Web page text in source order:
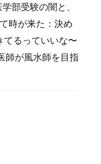
部受験の闇と、
時が来た：決め
てるっていいな〜
師が風水師を目指